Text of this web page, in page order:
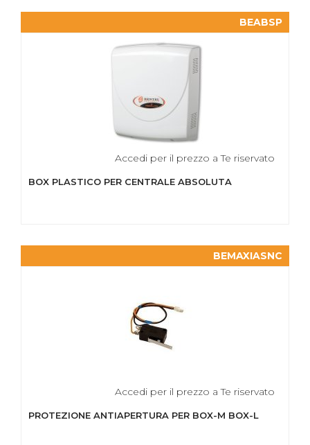
BEABSP
Accedi per il prezzo a Te riservato
BOX PLASTICO PER CENTRALE ABSOLUTA
BEMAXIASNC
Accedi per il prezzo a Te riservato
PROTEZIONE ANTIAPERTURA PER BOX-M BOX-L